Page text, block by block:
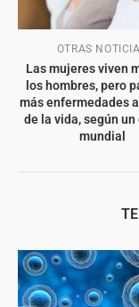
OTRAS
Las mujeres viven
los hombres, pero
más enfermedades
de la vida, según
mundial